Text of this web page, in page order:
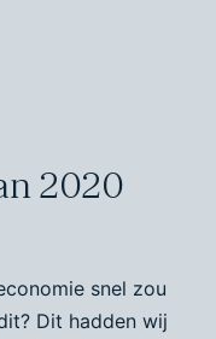
2020
snel zou
Dit hadden wij